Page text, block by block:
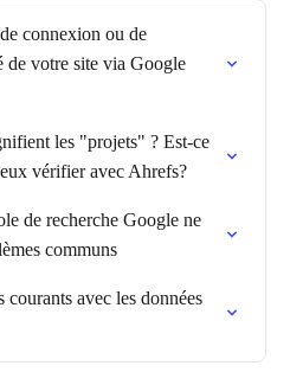
connexion ou de
de votre site via Google
les "projets" ? Est-ce
vérifier avec Ahrefs?
de recherche Google ne
communs
courants avec les données